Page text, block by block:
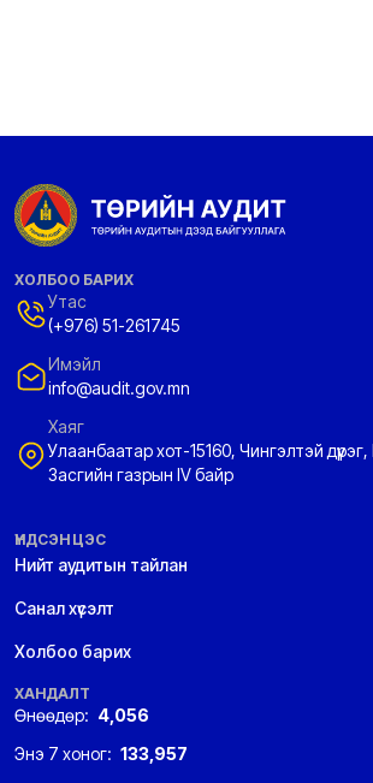
ХОЛБОО БАРИХ
Утас
(+976) 51-261745
Имэйл
info@audit.gov.mn
Хаяг
Улаанбаатар хот-15160, Чингэлтэй
Засгийн газрын IV байр
ҮНДСЭН ЦЭС
Нийт аудитын тайлан
Санал хүсэлт
Холбоо барих
ХАНДАЛТ
Өнөөдөр: 4,056
Энэ 7 хоног: 133,957